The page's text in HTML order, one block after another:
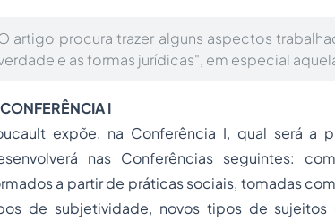
artigo procura trazer alguns aspectos
e as formas jurídicas", em especial
I
expõe, na Conferência I, qual será a
nas Conferências seguintes:
a partir de práticas sociais, tomadas
de subjetividade, novos tipos de sujeitos